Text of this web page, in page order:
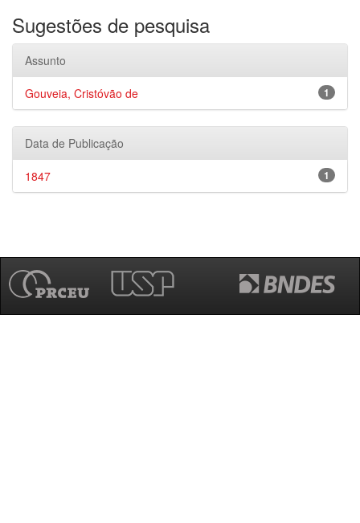
Sugestões de pesquisa
Assunto
1
Gouveia, Cristóvão de
Data de Publicação
1
1847